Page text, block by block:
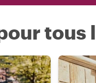
tous